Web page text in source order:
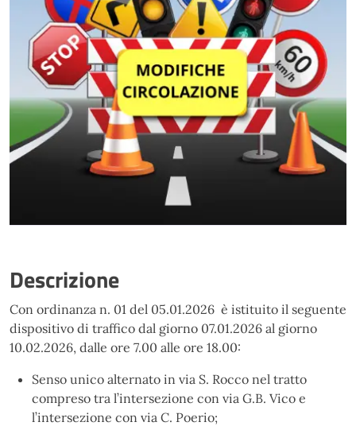
Descrizione
Con ordinanza n. 01 del 05.01.2026 è istituito il seguente
dispositivo di traffico dal giorno 07.01.2026 al giorno
10.02.2026, dalle ore 7.00 alle ore 18.00:
Senso unico alternato in via S. Rocco nel tratto
compreso tra l’intersezione con via G.B. Vico e
l’intersezione con via C. Poerio;